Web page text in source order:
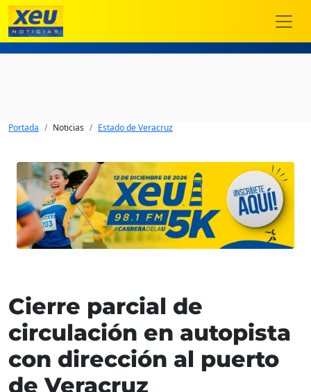
Portada Noticias Estado de Veracruz
Cierre parcial de
circulación en autopista
con dirección al puerto
de Veracruz